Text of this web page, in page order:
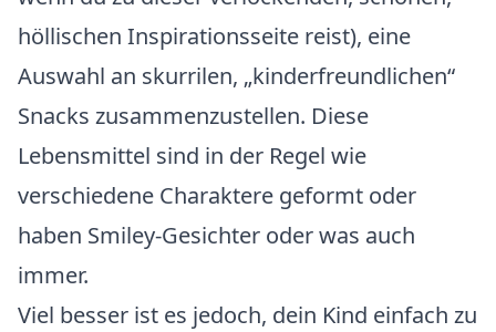
höllischen Inspirationsseite reist), eine
Auswahl an skurrilen, „kinderfreundlichen“
Snacks zusammenzustellen. Diese
Lebensmittel sind in der Regel wie
verschiedene Charaktere geformt oder
haben Smiley-Gesichter oder was auch
immer.
Viel besser ist es jedoch, dein Kind einfach zu